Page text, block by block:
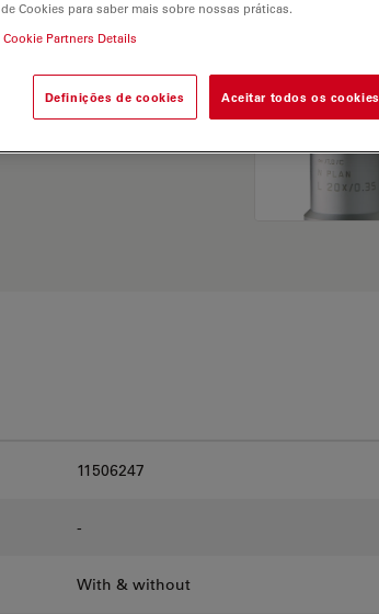
11506247
-
With & without
Cookies para saber mais sobre nossas práticas.
Partners Details
Definições de cookies Aceitar todos os cookies